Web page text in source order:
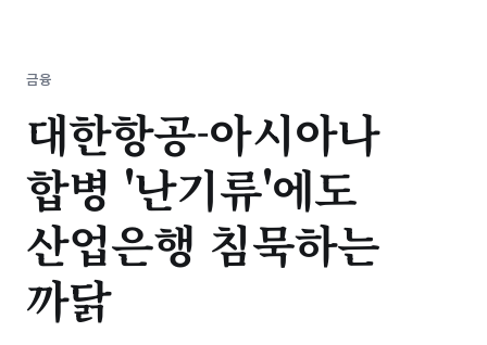
금융
대한항공-아시아나
합병 '난기류'에도
산업은행 침묵하는
까닭